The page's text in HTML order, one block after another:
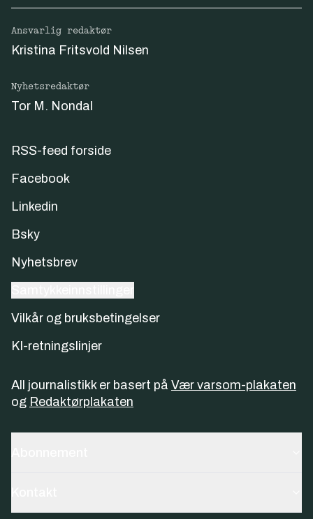
Ansvarlig redaktør
Kristina Fritsvold Nilsen
Nyhetsredaktør
Tor M. Nondal
RSS-feed forside
Facebook
Linkedin
Bsky
Nyhetsbrev
Vilkår og bruksbetingelser
KI-retningslinjer
All journalistikk er basert på Vær varsom-plakaten
og Redaktørplakaten